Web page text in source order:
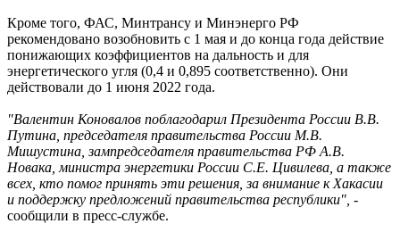
Кроме того, ФАС, Минтрансу и Минэнерго РФ
рекомендовано возобновить с 1 мая и до конца года действие
понижающих коэффициентов на дальность и для
энергетического угля (0,4 и 0,895 соответственно). Они
действовали до 1 июня 2022 года.
"Валентин Коновалов поблагодарил Президента России В.В.
Путина, председателя правительства России М.В.
Мишустина, зампредседателя правительства РФ А.В.
Новака, министра энергетики России С.Е. Цивилева, а также
всех, кто помог принять эти решения, за внимание к Хакасии
и поддержку предложений правительства республики", -
сообщили в пресс-службе.